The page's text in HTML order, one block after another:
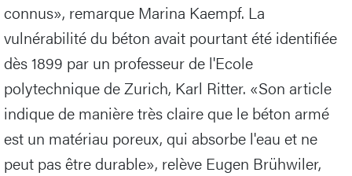
connus», remarque Marina Kaempf. La
vulnérabilité du béton avait pourtant été identifiée
dès 1899 par un professeur de l'Ecole
polytechnique de Zurich, Karl Ritter. «Son article
indique de manière très claire que le béton armé
est un matériau poreux, qui absorbe l'eau et ne
peut pas être durable», relève Eugen Brühwiler,